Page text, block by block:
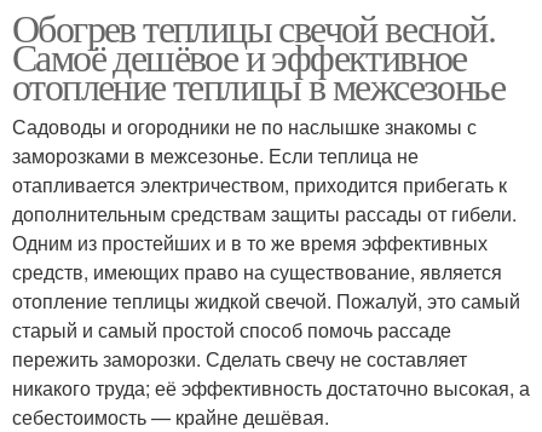
Обогрев теплицы свечой весной.
Самоё дешёвое и эффективное
отопление теплицы в межсезонье
Садоводы и огородники не по наслышке знакомы с
заморозками в межсезонье. Если теплица не
отапливается электричеством, приходится прибегать к
дополнительным средствам защиты рассады от гибели.
Одним из простейших и в то же время эффективных
средств, имеющих право на существование, является
отопление теплицы жидкой свечой. Пожалуй, это самый
старый и самый простой способ помочь рассаде
пережить заморозки. Сделать свечу не составляет
никакого труда; её эффективность достаточно высокая, а
себестоимость — крайне дешёвая.